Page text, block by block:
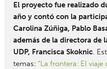
El proyecto fue realizado
año y contó con la
Carolina Zúñiga, Pablo
además de la directora de
UDP, Francisca Skoknic.
temas: “La frontera: El